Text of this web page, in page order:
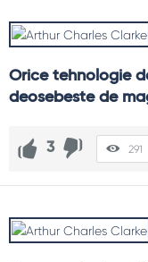
Orice tehnologie
deosebeste de
3 291